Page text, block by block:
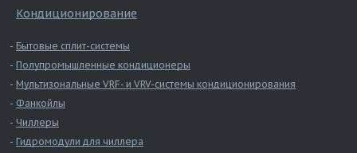
Кондиционирование
Бытовые сплит-системы
Полупромышленные кондиционеры
Мультизональные VRF- и VRV-системы кондиционирования
Фанкойлы
Чиллеры
Гидромодули для чиллера